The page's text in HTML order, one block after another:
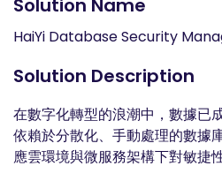
Solution Name
HaiYi Database Security
Solution Description
在數字化轉型的浪潮中，數據已
依賴於分散化、手動處理的數據
應雲環境與微服務架構下對敏捷